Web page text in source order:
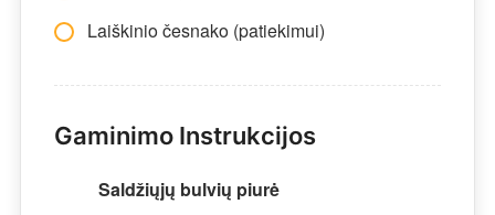
Laiškinio česnako (patiekimui)
Gaminimo Instrukcijos
Saldžiųjų bulvių piurė